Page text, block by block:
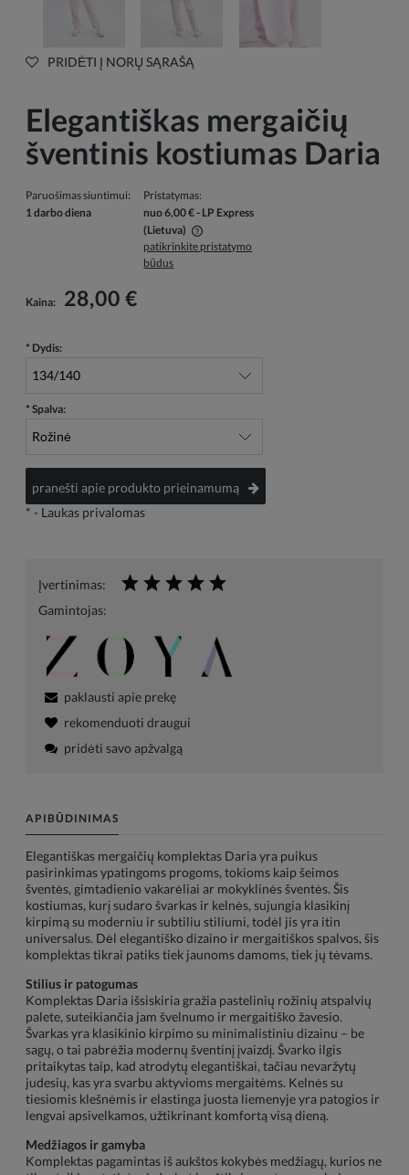
PRIDĖTI Į NORŲ SĄRAŠĄ
Elegantiškas mergaičių
šventinis kostiumas Daria
Paruošimas siuntimui:
1 darbo diena
Pristatymas:
nuo 6,00 €- LP Express
(Lietuva)
Į kainą neįskaičiuotos galimos mokėjimo išlaidos
patikrinkite pristatymo
būdus
Kaina: 28,00 €
* Dydis:
* Spalva:
pranešti apie produkto prieinamumą
* - Laukas privalomas
Įvertinimas:
Gamintojas:
paklausti apie prekę
rekomenduoti draugui
pridėti savo apžvalgą
APIBŪDINIMAS
Elegantiškas mergaičių komplektas Daria yra puikus
pasirinkimas ypatingoms progoms, tokioms kaip šeimos
šventės, gimtadienio vakarėliai ar mokyklinės šventės. Šis
kostiumas, kurį sudaro švarkas ir kelnės, sujungia klasikinį
kirpimą su moderniu ir subtiliu stiliumi, todėl jis yra itin
universalus. Dėl elegantiško dizaino ir mergaitiškos spalvos, šis
komplektas tikrai patiks tiek jaunoms damoms, tiek jų tėvams.
Stilius ir patogumas
Komplektas Daria išsiskiria gražia pastelinių rožinių atspalvių
palete, suteikiančia jam švelnumo ir mergaitiško žavesio.
Švarkas yra klasikinio kirpimo su minimalistiniu dizainu – be
sagų, o tai pabrėžia modernų šventinį įvaizdį. Švarko ilgis
pritaikytas taip, kad atrodytų elegantiškai, tačiau nevaržytų
judesių, kas yra svarbu aktyvioms mergaitėms. Kelnės su
tiesiomis klešnėmis ir elastinga juosta liemenyje yra patogios ir
lengvai apsivelkamos, užtikrinant komfortą visą dieną.
Medžiagos ir gamyba
Komplektas pagamintas iš aukštos kokybės medžiagų, kurios ne